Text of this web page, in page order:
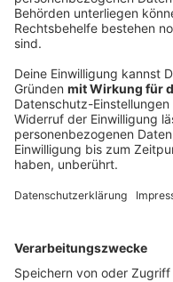
Ein starkes Erdbeben
Dutzende Tote
Städten gemeldet.
DEINE GEMERKTEN